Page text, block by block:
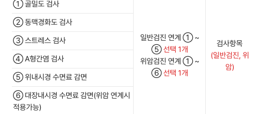
① 골밀도 검사
일반검진 연계 ① ~
⑤선택 1개
위암검진 연계 ① ~
⑥선택 1개
검사항목
(일반검진, 위
암)
② 동맥경화도 검사
③ 스트레스 검사
④ A형간염 검사
⑤ 위내시경 수면료 감면
⑥ 대장내시경 수면료 감면(위암 연계시
적용가능)